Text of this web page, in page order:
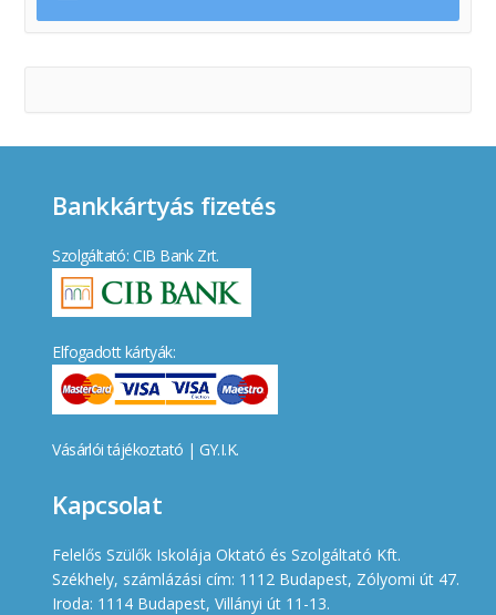
Bankkártyás fizetés
Szolgáltató: CIB Bank Zrt.
Elfogadott kártyák:
Vásárlói tájékoztató | GY.I.K.
Kapcsolat
Felelős Szülők Iskolája Oktató és Szolgáltató Kft.
Székhely, számlázási cím: 1112 Budapest, Zólyomi út 47.
Iroda: 1114 Budapest, Villányi út 11-13.